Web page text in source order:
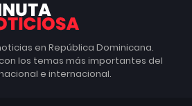
en República Dominicana.
los temas más importantes del
e internacional.